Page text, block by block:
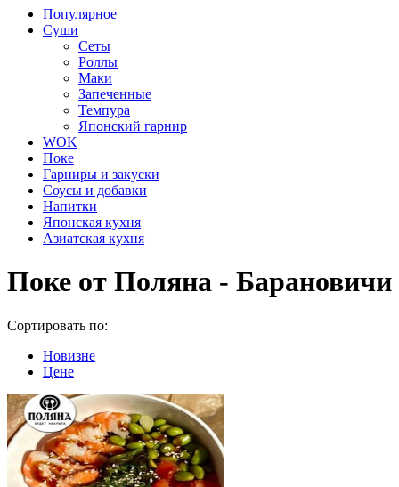
Популярное
Суши
Сеты
Роллы
Маки
Запеченные
Темпура
Японский гарнир
WOK
Поке
Гарниры и закуски
Соусы и добавки
Напитки
Японская кухня
Азиатская кухня
Поке от Поляна - Барановичи
Сортировать по:
Новизне
Цене